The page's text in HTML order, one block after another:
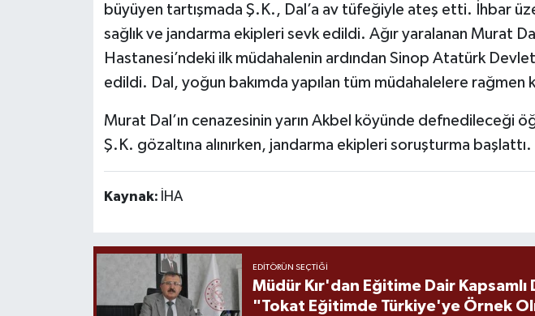
büyüyen tartışmada Ş.K., Dal’a av tüfeğiyle ateş etti. İhbar
sağlık ve jandarma ekipleri sevk edildi. Ağır yaralanan Murat
Hastanesi’ndeki ilk müdahalenin ardından Sinop Atatürk
edildi. Dal, yoğun bakımda yapılan tüm müdahalelere rağmen
Murat Dal’ın cenazesinin yarın Akbel köyünde defnedileceği
Ş.K. gözaltına alınırken, jandarma ekipleri soruşturma başlattı.
Kaynak: İHA
EDITÖRÜN SEÇTIĞI
Müdür Kır'dan Eğitime Dair
"Tokat Eğitimde Türkiye'ye Örnek